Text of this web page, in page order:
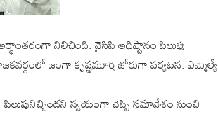
నిలిచింది. వైసిపి అధిష్టానం పిలుపు
జంగా కృష్ణమూర్తి జోరుగా పర్యటన. ఎమ్మెల్యే
పిలుపునిచ్చిందని స్వయంగా చెప్పి సమావేశం నుంచి